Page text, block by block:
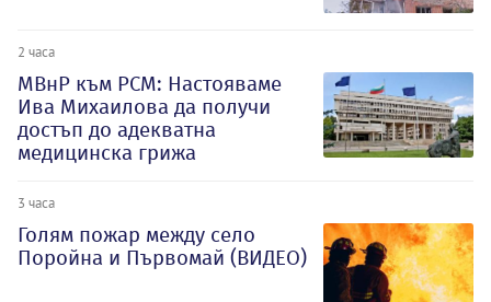
2 часа
МВнР към РСМ: Настояваме
Ива Михаилова да получи
достъп до адекватна
медицинска грижа
3 часа
Голям пожар между село
Поройна и Първомай (ВИДЕО)